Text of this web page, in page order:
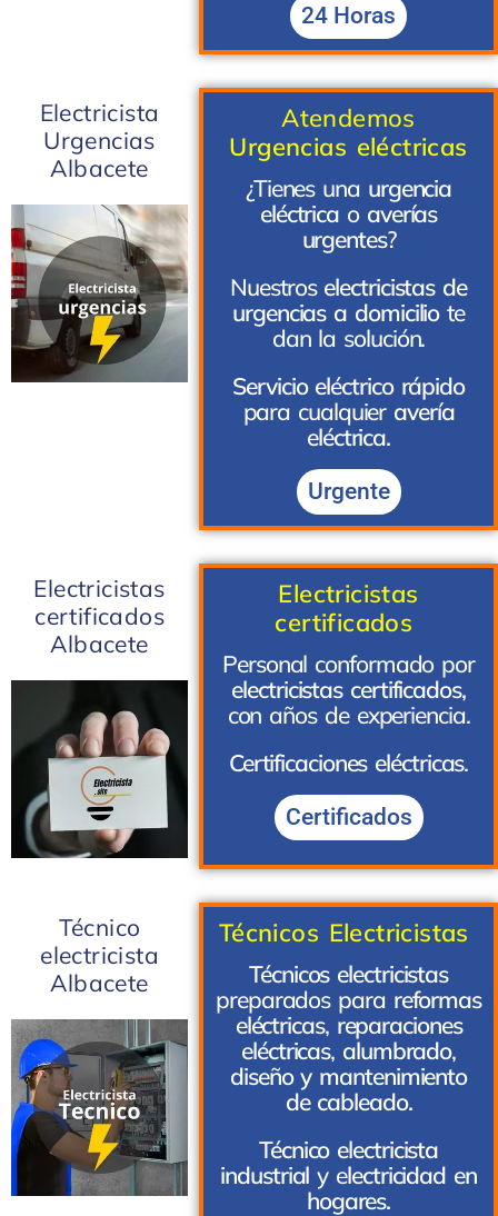
24 Horas
Electricista
Urgencias
Albacete
Atendemos
Urgencias eléctricas
¿Tienes una urgencia
eléctrica o averías
urgentes?
Nuestros electricistas de
urgencias a domiciliote
dan la solución.
Servicio eléctrico rápido
para cualquier avería
eléctrica.
Urgente
Electricistas
certificados
Albacete
Electricistas
certificados
Personal conformado por
electricistas certificados,
con años de experiencia.
Certificaciones eléctricas.
Certificados
Técnico
electricista
Albacete
Técnicos Electricistas
Técnicos electricistas
preparados para reformas
eléctricas, reparaciones
eléctricas, alumbrado,
diseño y mantenimiento
de cableado.
Técnico electricista
industrial y electricidad en
hogares.